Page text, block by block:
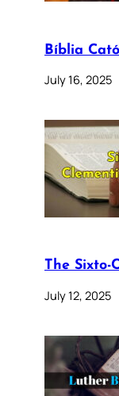
Bíblia
July 16, 2025
The Sixto-
July 12, 2025